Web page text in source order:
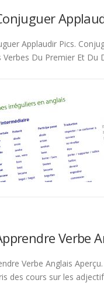
Applaudir Pics.
Verbes Du Premier Et
Verbe
Verbe Anglais
des cours sur les